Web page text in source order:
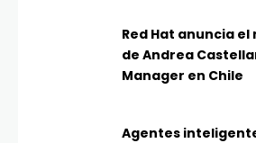
Red Hat anuncia
de Andrea
Manager en Chile
Agentes